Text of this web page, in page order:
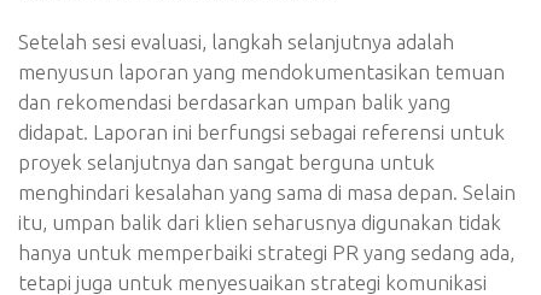
Setelah sesi evaluasi, langkah selanjutnya adalah
menyusun laporan yang mendokumentasikan temuan
dan rekomendasi berdasarkan umpan balik yang
didapat. Laporan ini berfungsi sebagai referensi untuk
proyek selanjutnya dan sangat berguna untuk
menghindari kesalahan yang sama di masa depan. Selain
itu, umpan balik dari klien seharusnya digunakan tidak
hanya untuk memperbaiki strategi PR yang sedang ada,
tetapi juga untuk menyesuaikan strategi komunikasi